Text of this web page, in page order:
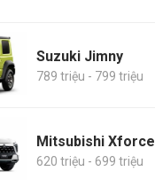
Suzuki Jimny
789 triệu - 799 triệu
Mitsubishi Xforce
620 triệu - 699 triệu